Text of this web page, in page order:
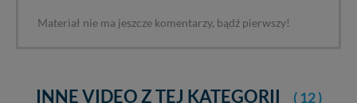
Materiał nie ma jeszcze komentarzy, bądź pierwszy!
INNE VIDEO Z TEJ KATEGORII ( 12 )
priorytetowe, bez poinformowania Ciebie nie będziemy
informacji uzyskach w naszej Polityce Prywatności